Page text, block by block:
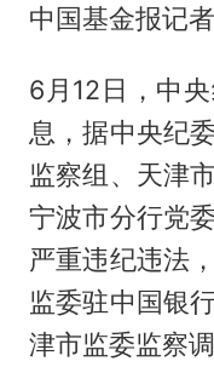
中国基金报记
6月12日，中
息，据中央纪
监察组、天津
宁波市分行党
严重违纪违法
监委驻中国银
津市监委监察调